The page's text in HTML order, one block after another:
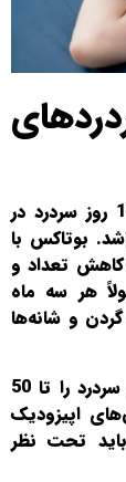
برای افرادی که میگرن مزمن دارند (بیش از 15 روز سردرد در
بوتاکس با
کاهش تعداد و
هر سه ماه
و شانه‌ها
طبق مطالعات، بوتاکس می‌تواند تعداد روزهای سردرد را تا 50
اپیزودیک
و باید تحت نظر